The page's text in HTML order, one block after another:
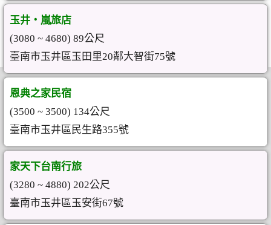
玉井‧嵐旅店
(3080 ~ 4680) 89公尺
臺南市玉井區玉田里20鄰大智街75號
恩典之家民宿
(3500 ~ 3500) 134公尺
臺南市玉井區民生路355號
家天下台南行旅
(3280 ~ 4880) 202公尺
臺南市玉井區玉安街67號